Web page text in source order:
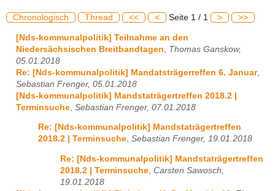
Chronologisch Thread << < Seite 1 / 1 > >>
[Nds-kommunalpolitik] Teilnahme an den
Niedersächsischen Breitbandtagen
Thomas Ganskow,
05.01.2018
Re: [Nds-kommunalpolitik] Mandatsträgerreffen 6. Januar,
Sebastian Frenger, 05.01.2018
[Nds-kommunalpolitik] Mandstaträgertreffen 2018.2 |
Terminsuche Sebastian Frenger, 07.01.2018
Re: [Nds-kommunalpolitik] Mandstaträgertreffen
2018.2 | Terminsuche, Sebastian Frenger, 19.01.2018
Re: [Nds-kommunalpolitik] Mandstaträgertreffen
2018.2 | Terminsuche Carsten Sawosch,
19.01.2018